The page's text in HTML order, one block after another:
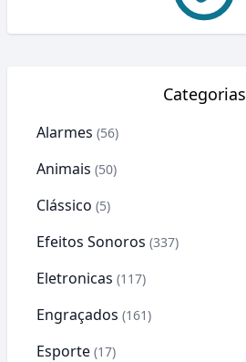
Categorias
Alarmes (56)
Animais (50)
Clássico (5)
Efeitos Sonoros (337)
Eletronicas (117)
Engraçados (161)
Esporte (17)